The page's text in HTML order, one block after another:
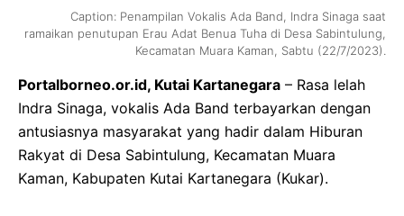
Caption: Penampilan Vokalis Ada Band, Indra Sinaga saat
ramaikan penutupan Erau Adat Benua Tuha di Desa Sabintulung,
Kecamatan Muara Kaman, Sabtu (22/7/2023).
Portalborneo.or.id, Kutai Kartanegara – Rasa lelah
Indra Sinaga, vokalis Ada Band terbayarkan dengan
antusiasnya masyarakat yang hadir dalam Hiburan
Rakyat di Desa Sabintulung, Kecamatan Muara
Kaman, Kabupaten Kutai Kartanegara (Kukar).